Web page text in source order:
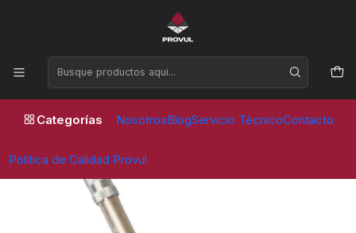
Categorías NosotrosBlogServicio TécnicoContacto
Política de Calidad Provul
Horario de atención Lunes a Viernes de 09:00 a 17:30 horas
Inicio Valvulas
Camion y Taxibus
VALVULA CURVA V3.20.4 TAXIBUS (europea) - (15 unidades)